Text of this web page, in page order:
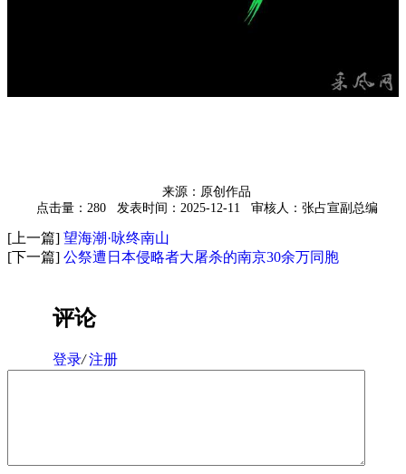
来源：原创作品
点击量：280
发表时间：2025-12-11 审核人：张占宣副总编
[上一篇] 望海潮·咏终南山
[下一篇] 公祭遭日本侵略者大屠杀的南京30余万同胞
评论
登录/ 注册